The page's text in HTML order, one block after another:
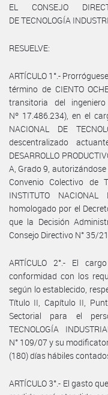
EL CONSEJO
DE TECNOLOGÍA
RESUELVE:
ARTÍCULO 1°.-
término de CIENTO
transitoria del ingeniero
Nº 17.486.234), en el
NACIONAL DE
descentralizado
DESARROLLO
A, Grado 9,
Convenio Colectivo de
INSTITUTO NACIONAL
homologado por el
que la Decisión
Consejo Directivo N° 35/21.
ARTÍCULO 2°.- El
conformidad con los
según lo establecido,
Título II, Capítulo II,
Sectorial para el
TECNOLOGÍA
N° 109/07 y su
(180) días hábiles
ARTÍCULO 3°.- El gasto